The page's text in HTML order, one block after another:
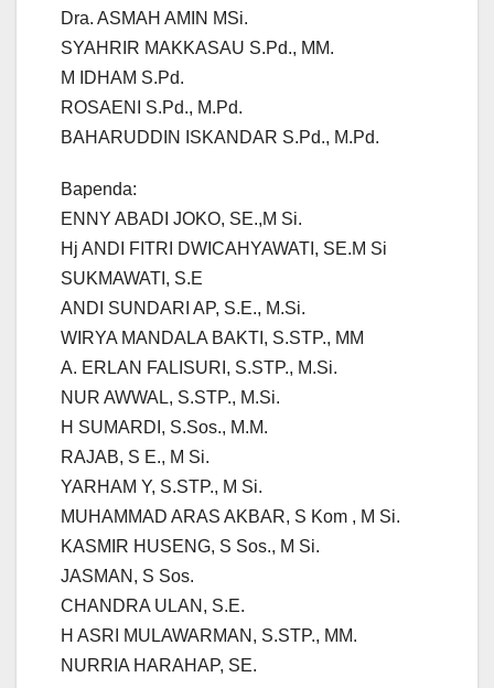
Dra. ASMAH AMIN MSi.
SYAHRIR MAKKASAU S.Pd., MM.
M IDHAM S.Pd.
ROSAENI S.Pd., M.Pd.
BAHARUDDIN ISKANDAR S.Pd., M.Pd.
Bapenda:
ENNY ABADI JOKO, SE.,M Si.
Hj ANDI FITRI DWICAHYAWATI, SE.M Si
SUKMAWATI, S.E
ANDI SUNDARI AP, S.E., M.Si.
WIRYA MANDALA BAKTI, S.STP., MM
A. ERLAN FALISURI, S.STP., M.Si.
NUR AWWAL, S.STP., M.Si.
H SUMARDI, S.Sos., M.M.
RAJAB, S E., M Si.
YARHAM Y, S.STP., M Si.
MUHAMMAD ARAS AKBAR, S Kom , M Si.
KASMIR HUSENG, S Sos., M Si.
JASMAN, S Sos.
CHANDRA ULAN, S.E.
H ASRI MULAWARMAN, S.STP., MM.
NURRIA HARAHAP, SE.